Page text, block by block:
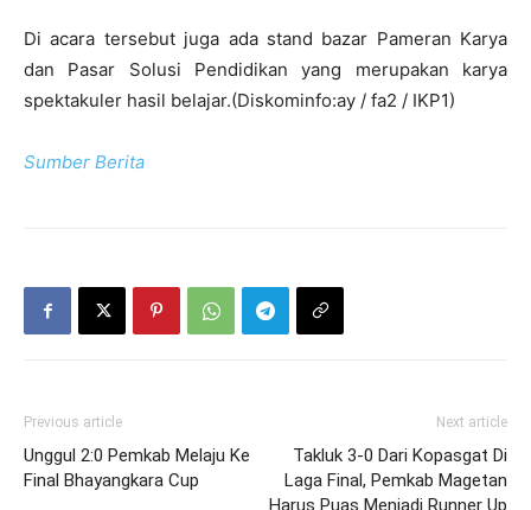
Di acara tersebut juga ada stand bazar Pameran Karya
dan Pasar Solusi Pendidikan yang merupakan karya
spektakuler hasil belajar.(Diskominfo:ay / fa2 / IKP1)
Sumber Berita
Previous article
Unggul 2:0 Pemkab Melaju Ke
Final Bhayangkara Cup
Next article
Takluk 3-0 Dari Kopasgat Di
Laga Final, Pemkab Magetan
Harus Puas Menjadi Runner Up